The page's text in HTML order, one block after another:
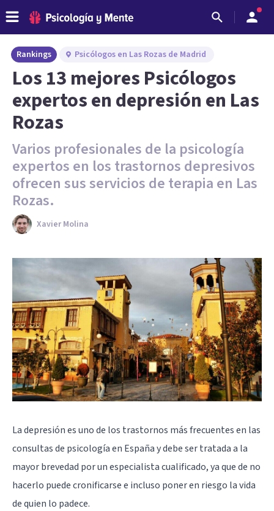
Rankings Psicólogos en Las Rozas de Madrid
Los 13 mejores Psicólogos
expertos en depresión en Las
Rozas
Varios profesionales de la psicología
expertos en los trastornos depresivos
ofrecen sus servicios de terapia en Las
Rozas.
Xavier Molina
Ladepresiónes uno de los trastornos más frecuentes en las
consultas de psicología en España y debe ser tratada a la
mayor brevedad por un especialista cualificado, ya que de no
hacerlo puede cronificarse e incluso poner en riesgo la vida
de quien lo padece.